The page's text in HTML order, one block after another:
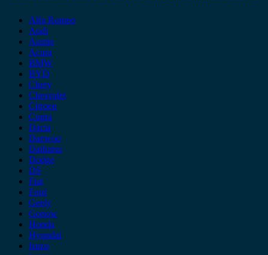
Alfa Romeo
Audi
Austin
Acura
BMW
BYD
Chery
Chevrolet
Citroen
Cupra
Dacia
Daewoo
Daihatsu
Dodge
DS
Fiat
Ford
Geely
Gonow
Honda
Hyundai
Isuzu